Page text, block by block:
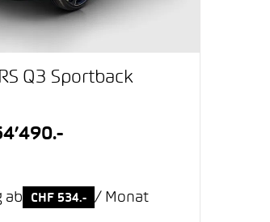
Q3 Sportback
ab CHF 534.- / Monat